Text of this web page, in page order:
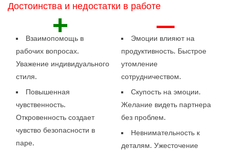
Достоинства и недостатки в работе
+
Взаимопомощь в
рабочих вопросах.
Уважение индивидуального
стиля.
Повышенная
чувственность.
Откровенность создает
чувство безопасности в
паре.
—
Эмоции влияют на
продуктивность. Быстрое
утомление
сотрудничеством.
Скупость на эмоции.
Желание видеть партнера
без проблем.
Невнимательность к
деталям. Ужесточение